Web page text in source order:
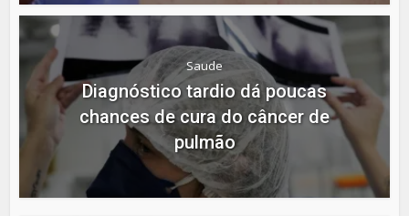
Saude
Diagnóstico tardio dá poucas
chances de cura do câncer de
pulmão